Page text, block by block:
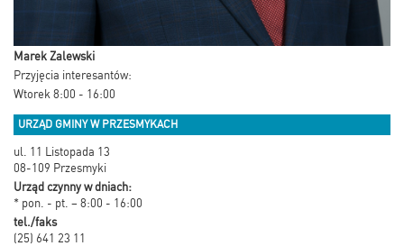
Marek Zalewski
Przyjęcia interesantów:
Wtorek 8:00 - 16:00
URZĄD GMINY W PRZESMYKACH
ul. 11 Listopada 13
08-109 Przesmyki
Urząd czynny w dniach:
* pon. - pt. – 8:00 - 16:00
tel./faks
(25) 641 23 11